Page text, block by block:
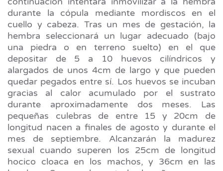
durante la cópula mediante mordiscos en el
cuello y cabeza. Tras un mes de gestación, la
hembra seleccionará un lugar adecuado (bajo
una piedra o en terreno suelto) en el que
depositar de 5 a 10 huevos cilíndricos y
alargados de unos 4cm de largo y que pueden
quedar pegados entre sí. Los huevos se incuban
gracias al calor acumulado por el sustrato
durante aproximadamente dos meses. Las
pequeñas culebras de entre 15 y 20cm de
longitud nacen a finales de agosto y durante el
mes de septiembre. Alcanzarán la madurez
sexual cuando superen los 25cm de longitud
hocico cloaca en los machos, y 36cm en las